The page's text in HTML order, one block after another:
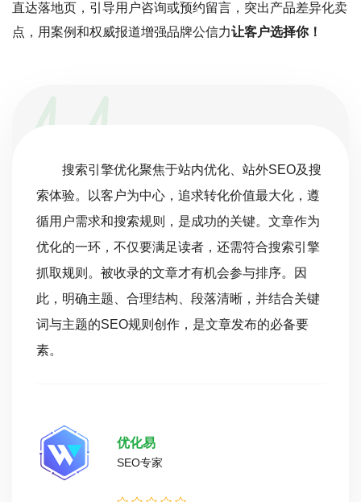
直达落地页，引导用户咨询或预约留言，突出产品差异化卖
点，用案例和权威报道增强品牌公信力让客户选择你！
搜索引擎优化聚焦于站内优化、站外SEO及搜
索体验。以客户为中心，追求转化价值最大化，遵
循用户需求和搜索规则，是成功的关键。文章作为
优化的一环，不仅要满足读者，还需符合搜索引擎
抓取规则。被收录的文章才有机会参与排序。因
此，明确主题、合理结构、段落清晰，并结合关键
词与主题的SEO规则创作，是文章发布的必备要
素。
优化易
SEO专家